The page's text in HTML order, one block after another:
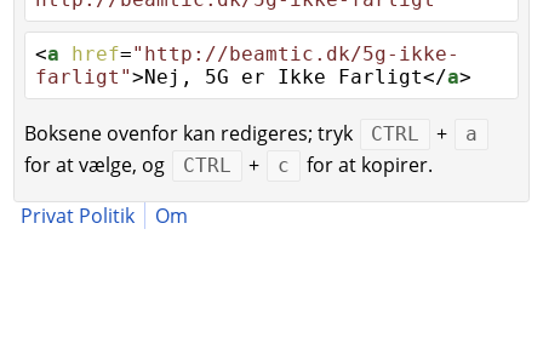
<a href="http://beamtic.dk/5g-ikke-
farligt">Nej, 5G er Ikke Farligt</a>
Boksene ovenfor kan redigeres; tryk CTRL + a
for at vælge, og CTRL + c
for at kopirer.
Privat Politik
Om